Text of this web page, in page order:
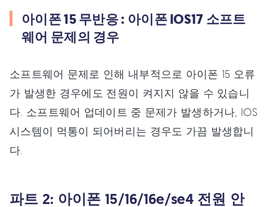
아이폰 15 무반응 : 아이폰 IOS17 소프트
웨어 문제의 경우
소프트웨어 문제로 인해 내부적으로 아이폰 15 오류
가 발생한 경우에도 전원이 켜지지 않을 수 있습니
다. 소프트웨어 업데이트 중 문제가 발생하거나, IOS
시스템이 먹통이 되어버리는 경우도 가끔 발생합니
다.
파트 2: 아이폰 15/16/16e/se4 전원 안